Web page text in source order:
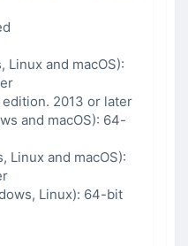
Linux and macOS):
2013 or later
and macOS): 64-
Linux and macOS):
Linux): 64-bit